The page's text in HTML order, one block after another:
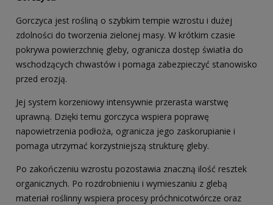
Gorczyca jest rośliną o szybkim tempie wzrostu i dużej
zdolności do tworzenia zielonej masy. W krótkim czasie
pokrywa powierzchnię gleby, ogranicza dostęp światła do
wschodzących chwastów i pomaga zabezpieczyć stanowisko
przed erozją.
Jej system korzeniowy intensywnie przerasta warstwę
uprawną. Dzięki temu gorczyca wspiera poprawę
napowietrzenia podłoża, ogranicza jego zaskorupianie i
pomaga utrzymać korzystniejszą strukturę gleby.
Po zakończeniu wzrostu pozostawia znaczną ilość resztek
organicznych. Po rozdrobnieniu i wymieszaniu z glebą
materiał roślinny wspiera procesy próchnicotwórcze oraz